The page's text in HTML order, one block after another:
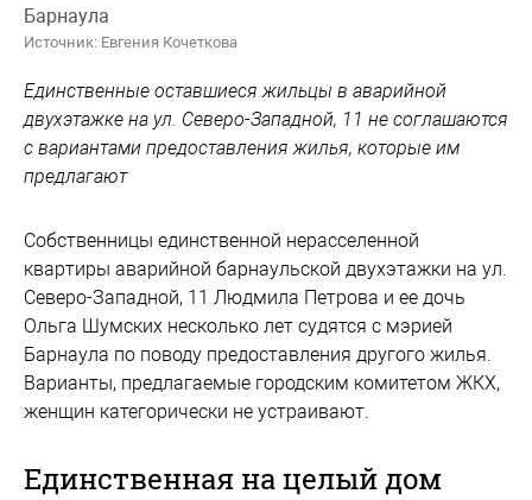
Барнаула
Источник: Евгения Кочеткова
Единственные оставшиеся жильцы в аварийной
двухэтажке на ул. Северо-Западной, 11 не соглашаются
с вариантами предоставления жилья, которые им
предлагают
Собственницы единственной нерасселенной
квартиры аварийной барнаульской двухэтажки на ул.
Северо-Западной, 11 Людмила Петрова и ее дочь
Ольга Шумских несколько лет судятся с мэрией
Барнаула по поводу предоставления другого жилья.
Варианты, предлагаемые городским комитетом ЖКХ,
женщин категорически не устраивают.
Единственная на целый дом